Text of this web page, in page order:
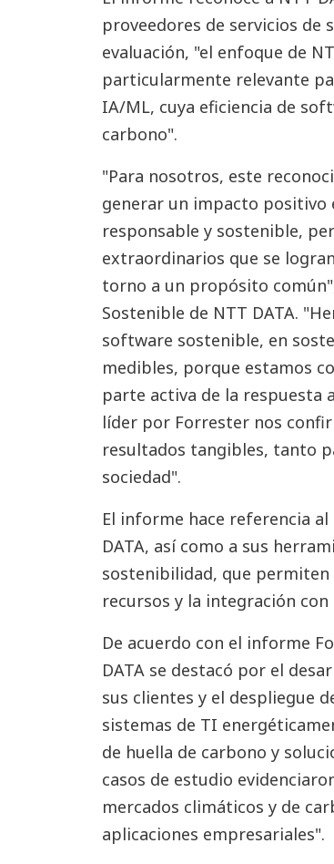
proveedores de servicios de
evaluación, "el enfoque de
particularmente relevante
IA/ML, cuya eficiencia de
carbono".
"Para nosotros, este
generar un impacto positivo
responsable y sostenible,
extraordinarios que se
torno a un propósito
Sostenible de NTT DATA.
software sostenible, en
medibles, porque estamos
parte activa de la respuesta
líder por Forrester nos
resultados tangibles, tanto
sociedad".
El informe hace referencia
DATA, así como a sus
sostenibilidad, que permiten
recursos y la integración
De acuerdo con el informe
DATA se destacó por el
sus clientes y el despliegue
sistemas de TI
de huella de carbono y
casos de estudio
mercados climáticos y de
aplicaciones empresariales".